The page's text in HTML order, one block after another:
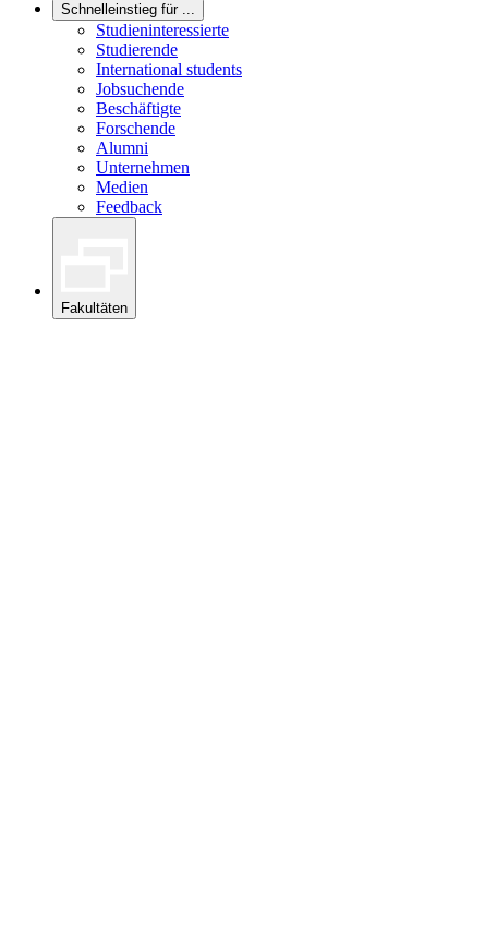
Schnelleinstieg für ...
Studieninteressierte
Studierende
International students
Jobsuchende
Beschäftigte
Forschende
Alumni
Unternehmen
Medien
Feedback
Fakultäten